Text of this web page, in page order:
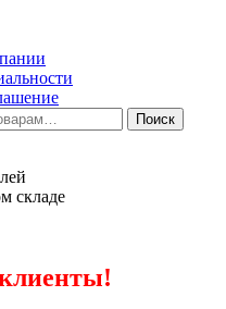
Поиск
складе